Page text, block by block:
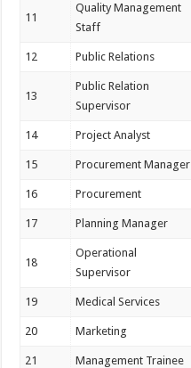
11
Quality Management
Staff
12 Public Relations
13
Public Relation
Supervisor
14 Project Analyst
15 Procurement Manager
16 Procurement
17 Planning Manager
18
Operational
Supervisor
19 Medical Services
20 Marketing
21 Management Trainee